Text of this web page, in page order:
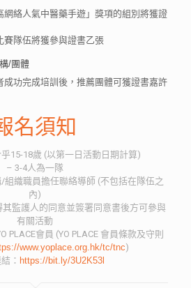
網絡人氣中醫藥手遊」獎項的組別將獲證
賽隊伍將獲參與證書乙張
/團體
成功完成培訓後，推薦團體可獲證書嘉許
名須知
15-18歲 (以第一日活動日期計算)
– 3-4人為一隊
織職員擔任聯絡導師 (不包括在隊伍之
內)
監護人的同意並簽署同意書後方可參與
有關活動
PLACE會員 (YO PLACE 會員條款及守則
www.yoplace.org.hk/tc/tnc)
： https://bit.ly/3U2K53l